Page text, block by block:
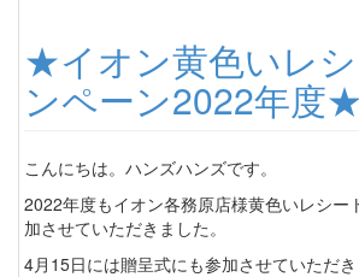
★イオン黄色いレ
ンペーン2022年度★
こんにちは。ハンズハンズです。
2022年度もイオン各務原店様黄色いレシー
加させていただきました。
4月15日には贈呈式にも参加させていただき